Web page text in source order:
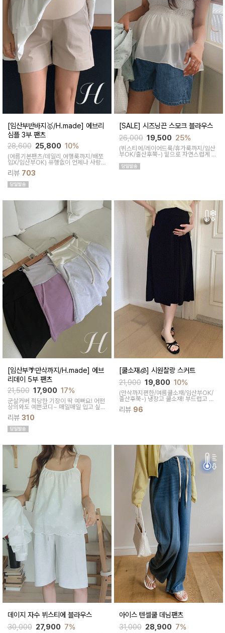
[임산부반바지🥇/H.made] 에브리
심플 3부 팬츠
28,600 25,800 10%
(여름기본팬츠/데일리,여행룩까지/배쪼
임X/임산부OK) 유행없이 언제나 사랑받
는 BASIC! 심플하고 베이직한 디자인이
라유행 걱정 없이 매 시즌마다꺼내입기
좋은 3부 팬츠
리뷰 703
[SALE] 시즈닝끈 스모크 블라우스
26,000 19,500 25%
(뷔스티에/레이어드룩/휴가룩까지/임산
부OK/출산후쭉-) 밑으로 자연스럽게 떨
디테일로 노출에 민감한 맘들도 원하는
[임산부🌴만삭까지/H.made] 에브
리데이 5부 팬츠
21,500 17,900 17%
군살커버 적당한 기장이 딱 예뻐요! 어떤
상의와도 예쁜코디~ 매일매일 입고 싶어
지는 팬츠착용감이 정말 좋아요~적당한
5부 기장감으로 군살커버
리뷰 310
[쿨소재🧊] 시원찰랑 스커트
21,900 19,800 10%
(만삭까지편한/여름쿨소재/임산부OK/
출산후쭉-) 냉장고 쿨소재! 부드럽고 스
판기좋은 소재감이 굿! 부담없이 편히 즐
기기 좋은 이지한 스타일의 A라인 롱스
리뷰 96
데이지 자수 뷔스티에 블라우스
30,000 27,900 7%
아이스 텐셀쿨 데님팬츠
31,000 28,900 7%